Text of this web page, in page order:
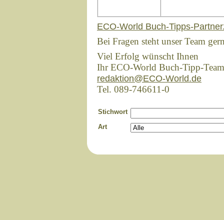
ECO-World Buch-Tipps-
Bei Fragen steht unser Team
Viel Erfolg wünscht Ihnen
Ihr ECO-World Buch-Tipp-Team
redaktion@ECO-World.de
Tel. 089-746611-0
Stichwort
Art